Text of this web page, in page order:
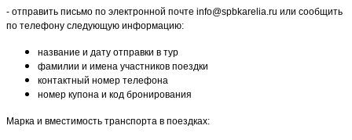
- отправить письмо по электронной почте info@spbkarelia.ru или сообщить
по телефону следующую информацию:
название и дату отправки в тур
фамилии и имена участников поездки
контактный номер телефона
номер купона и код бронирования
Марка и вместимость транспорта в поездках: